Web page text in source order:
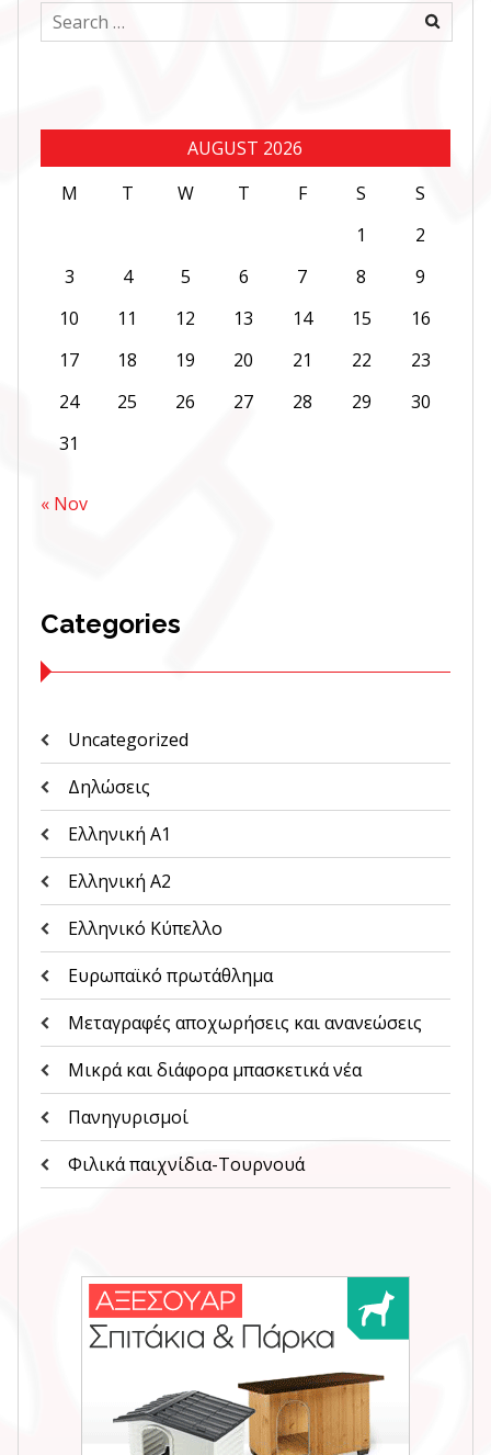
Search
for:
AUGUST 2026
M
T W T F S
S
1
2
3
4 5 6 7 8
9
10
11 12 13 14 15
16
17
18 19 20 21 22
23
24
25 26 27 28 29
30
31
« Nov
Categories
Uncategorized
Δηλώσεις
Ελληνική Α1
Ελληνική Α2
Ελληνικό Κύπελλο
Ευρωπαϊκό πρωτάθλημα
Μεταγραφές αποχωρήσεις και ανανεώσεις
Μικρά και διάφορα μπασκετικά νέα
Πανηγυρισμοί
Φιλικά παιχνίδια-Τουρνουά